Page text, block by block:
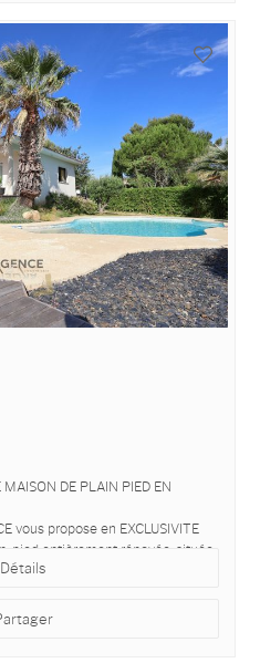
DE PLAIN PIED EN
vous propose en EXCLUSIVITE
pied entièrement rénovée, située
Détails